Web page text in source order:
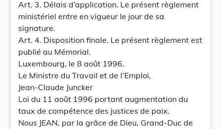
Art. 3. Délais d’application. Le présent règlement
ministériel entre en vigueur le jour de sa
signature.
Art. 4. Disposition finale. Le présent règlement est
publié au Mémorial.
Luxembourg, le 8 août 1996.
Le Ministre du Travail et de l’Emploi,
Jean-Claude Juncker
Loi du 11 août 1996 portant augmentation du
taux de compétence des justices de paix.
Nous JEAN, par la grâce de Dieu, Grand-Duc de